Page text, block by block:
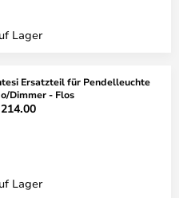
Lager
Ersatzteil für Pendelleuchte
Dimmer - Flos
Lager